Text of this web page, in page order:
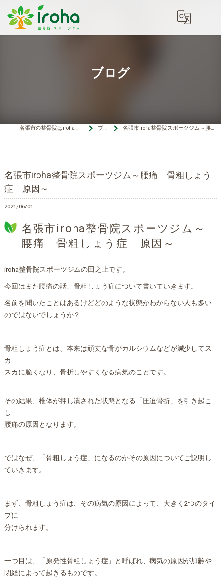
ブログ
名張市の整骨院はiroha整骨院スポーツジム ブログ 名張市iroha整骨院スポーツジム～腰痛 骨粗しょう症 原因～
名張市iroha整骨院スポーツジム～腰痛 骨粗しょう
症 原因～
2021/06/01
名張市iroha整骨院スポーツジム～
腰痛 骨粗しょう症 原因～
iroha整骨院スポーツジムの田之上です。
今回はまた腰痛の話、骨粗しょう症について書いていきます。
名前を聞いたことはあるけどどのような状態かわからない人も多い
のではないでしょうか？
骨粗しょう症とは、本来は頑丈な骨がカルシウムなどが減少してス
カ
スカに脆くなり、骨折しやすくなる病気のことです。
その結果、椎体が押し潰された状態となる「圧迫骨折」を引き起こ
し
腰痛の原因となります。
ではなぜ、「骨粗しょう症」になるのかその原因についてご説明し
ていきます。
まず、骨粗しょう症は、その病気の原因によって、大きく2つのタイ
プに
分けられます。
一つ目は、「原発性骨粗しょう症」と呼ばれ、病気の原因が加齢や
閉経によって起きるものです。